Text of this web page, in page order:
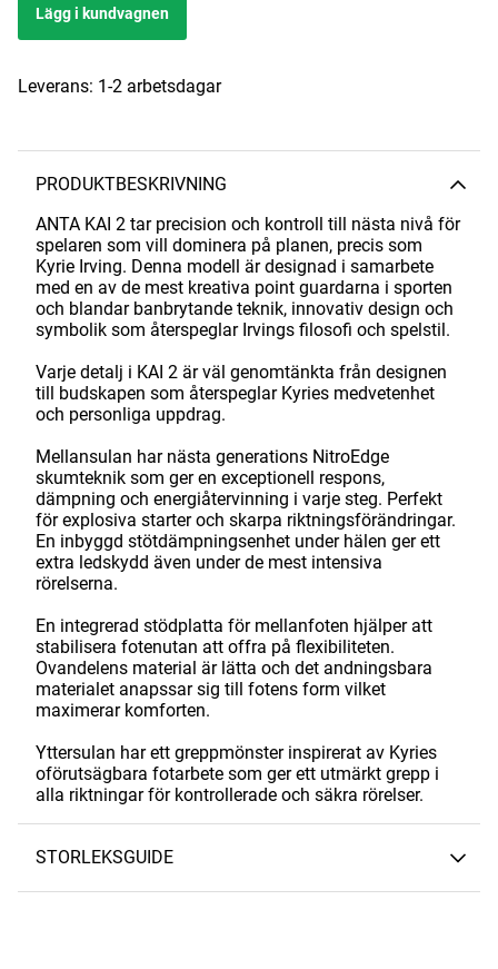
Lägg i kundvagnen
Leverans: 1-2 arbetsdagar
PRODUKTBESKRIVNING
ANTA KAI 2 tar precision och kontroll till nästa nivå för
spelaren som vill dominera på planen, precis som
Kyrie Irving. Denna modell är designad i samarbete
med en av de mest kreativa point guardarna i sporten
och blandar banbrytande teknik, innovativ design och
symbolik som återspeglar Irvings filosofi och spelstil.
Varje detalj i KAI 2 är väl genomtänkta från designen
till budskapen som återspeglar Kyries medvetenhet
och personliga uppdrag.
Mellansulan har nästa generations NitroEdge
skumteknik som ger en exceptionell respons,
dämpning och energiåtervinning i varje steg. Perfekt
för explosiva starter och skarpa riktningsförändringar.
En inbyggd stötdämpningsenhet under hälen ger ett
extra ledskydd även under de mest intensiva
rörelserna.
En integrerad stödplatta för mellanfoten hjälper att
stabilisera fotenutan att offra på flexibiliteten.
Ovandelens material är lätta och det andningsbara
materialet anapssar sig till fotens form vilket
maximerar komforten.
Yttersulan har ett greppmönster inspirerat av Kyries
oförutsägbara fotarbete som ger ett utmärkt grepp i
alla riktningar för kontrollerade och säkra rörelser.
STORLEKSGUIDE